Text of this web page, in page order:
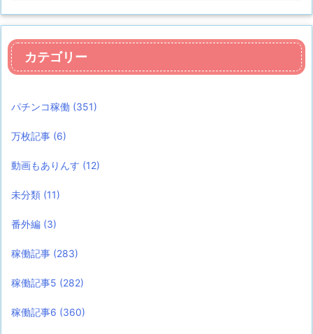
カテゴリー
パチンコ稼働 (351)
万枚記事 (6)
動画もありんす (12)
未分類 (11)
番外編 (3)
稼働記事 (283)
稼働記事5 (282)
稼働記事6 (360)